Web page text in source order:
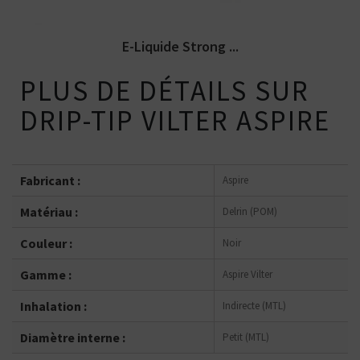
E-Liquide Strong ...
PLUS DE DÉTAILS SUR
DRIP-TIP VILTER ASPIRE
Fabricant : Aspire
Matériau : Delrin (POM)
Couleur : Noir
Gamme : Aspire Vilter
Inhalation : Indirecte (MTL)
Diamètre interne : Petit (MTL)